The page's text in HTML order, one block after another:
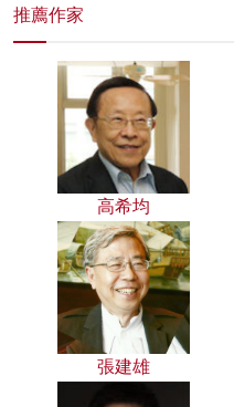
推薦作家
高希均
張建雄